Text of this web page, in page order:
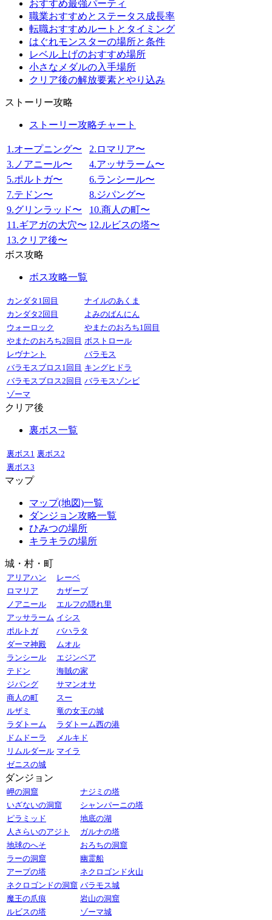
おすすめ最強パーティ
職業おすすめとステータス成長率
転職おすすめルートとタイミング
はぐれモンスターの場所と条件
レベル上げのおすすめ場所
小さなメダルの入手場所
クリア後の解放要素とやり込み
ストーリー攻略
ストーリー攻略チャート
1.オープニング〜
2.ロマリア〜
3.ノアニール〜
4.アッサラーム〜
5.ポルトガ〜
6.ランシール〜
7.テドン〜
8.ジパング〜
9.グリンラッド〜
10.商人の町〜
11.ギアガの大穴〜 12.ルビスの塔〜
13.クリア後〜
ボス攻略
ボス攻略一覧
カンダタ1回目
ナイルのあくま
カンダタ2回目
よみのばんにん
ウォーロック
やまたのおろち1回目
やまたのおろち2回目 ボストロール
レヴナント
バラモス
バラモスブロス1回目 キングヒドラ
バラモスブロス2回目 バラモスゾンビ
ゾーマ
クリア後
裏ボス一覧
裏ボス1 裏ボス2
裏ボス3
マップ
マップ(地図)一覧
ダンジョン攻略一覧
ひみつの場所
キラキラの場所
城・村・町
アリアハン
レーベ
ロマリア
カザーブ
ノアニール
エルフの隠れ里
アッサラーム イシス
ポルトガ
バハラタ
ダーマ神殿
ムオル
ランシール
エジンベア
テドン
海賊の家
ジパング
サマンオサ
商人の町
スー
ルザミ
竜の女王の城
ラダトーム
ラダトーム西の港
ドムドーラ
メルキド
リムルダール マイラ
ゼニスの城
ダンジョン
岬の洞窟
ナジミの塔
いざないの洞窟
シャンパーニの塔
ピラミッド
地底の湖
人さらいのアジト
ガルナの塔
地球のへそ
おろちの洞窟
ラーの洞窟
幽霊船
アープの塔
ネクロゴンド火山
ネクロゴンドの洞窟 バラモス城
魔王の爪痕
岩山の洞窟
ルビスの塔
ゾーマ城